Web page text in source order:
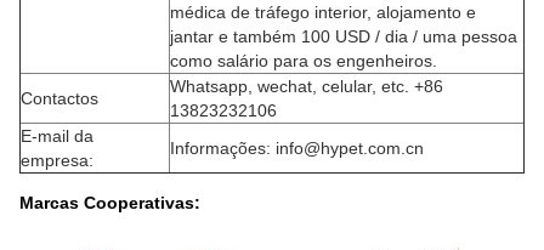
médica de tráfego interior, alojamento e
jantar e também 100 USD / dia / uma pessoa
como salário para os engenheiros.
Contactos
Whatsapp, wechat, celular, etc. +86
13823232106
E-mail da
empresa:
Informações: info@hypet.com.cn
Marcas Cooperativas: